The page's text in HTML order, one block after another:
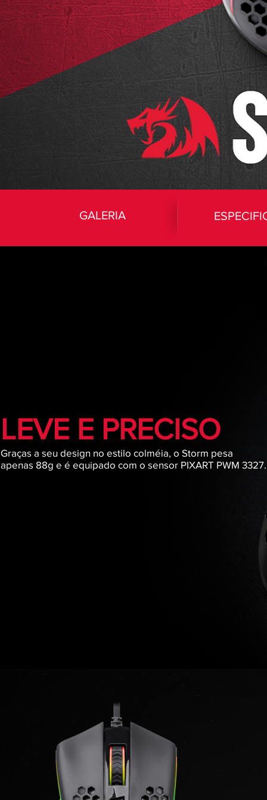
GALERIA
LEVE E PRECISO
Graças a seu design no estilo colméia, o Storm pesa
apenas 88g e é equipado com o sensor PIXART PWM 3327.